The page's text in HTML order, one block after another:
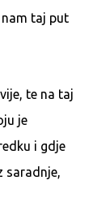
nam taj put
te na taj
je
i gdje
saradnje,